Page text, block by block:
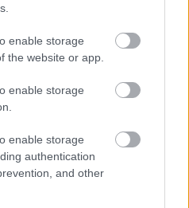
enable storage
the website or app.
enable storage
enable storage
authentication
and other
Καρυστιανού από τα ΜΜΕ
χρήματα στην Ελλάδα